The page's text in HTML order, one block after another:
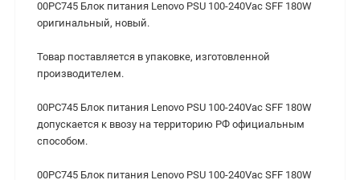
00PC745 Блок питания Lenovo PSU 100-240Vac SFF 180W
оригинальный, новый.
Товар поставляется в упаковке, изготовленной
производителем.
00PC745 Блок питания Lenovo PSU 100-240Vac SFF 180W
допускается к ввозу на территорию РФ официальным
способом.
00PC745 Блок питания Lenovo PSU 100-240Vac SFF 180W